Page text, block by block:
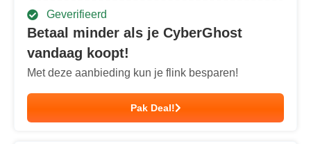
Geverifieerd
Betaal minder als je CyberGhost
vandaag koopt!
Met deze aanbieding kun je flink besparen!
Pak Deal!